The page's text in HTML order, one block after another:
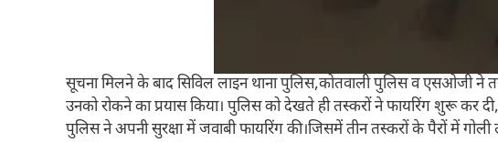
सूचना मिलने के बाद सिविल लाइन थाना पुलिस,कोतवाली पुलिस व एसओजी ने
उनको रोकने का प्रयास किया। पुलिस को देखते ही तस्करों ने फायरिंग शुरू कर
पुलिस ने अपनी सुरक्षा में जवाबी फायरिंग की।जिसमें तीन तस्करों के पैरों में